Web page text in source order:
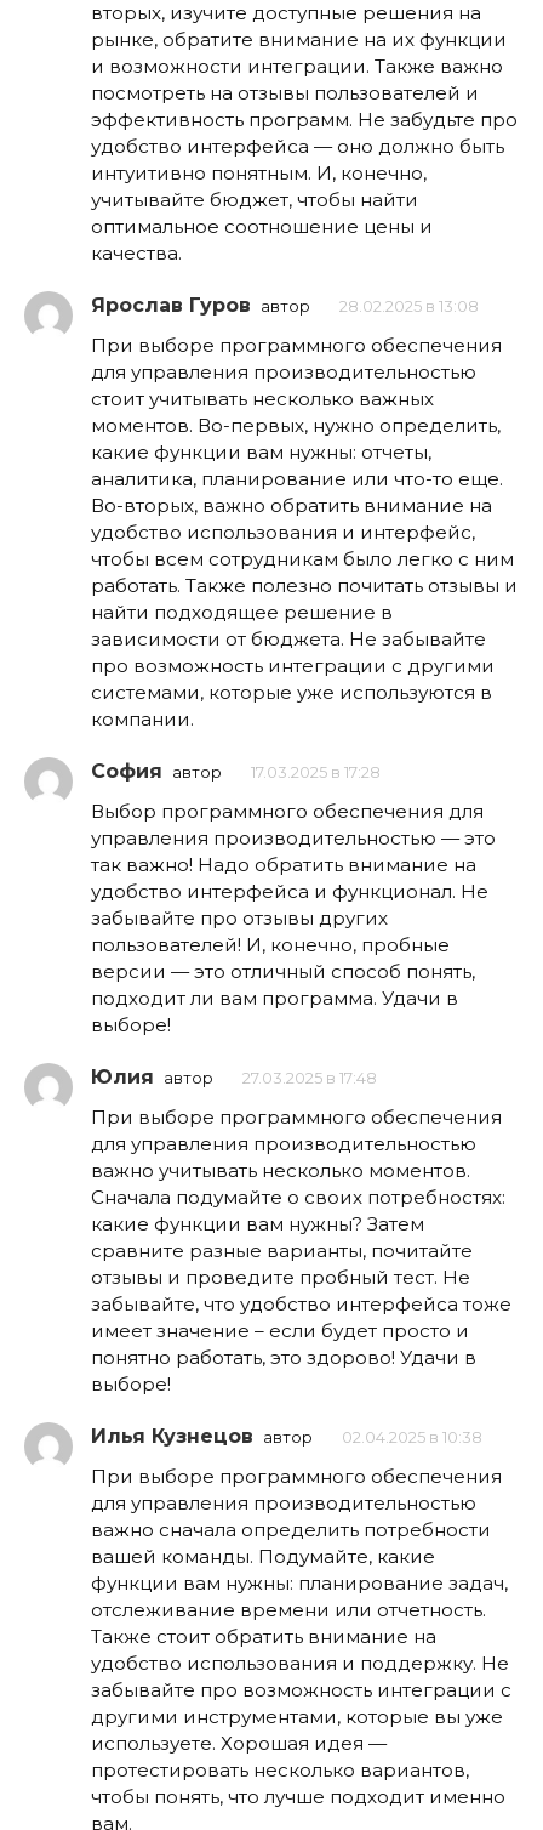
вторых, изучите доступные решения на
рынке, обратите внимание на их функции
и возможности интеграции. Также важно
посмотреть на отзывы пользователей и
эффективность программ. Не забудьте про
удобство интерфейса — оно должно быть
интуитивно понятным. И, конечно,
учитывайте бюджет, чтобы найти
оптимальное соотношение цены и
качества.
Ярослав Гуров автор 28.02.2025 в 13:08
При выборе программного обеспечения
для управления производительностью
стоит учитывать несколько важных
моментов. Во-первых, нужно определить,
какие функции вам нужны: отчеты,
аналитика, планирование или что-то еще.
Во-вторых, важно обратить внимание на
удобство использования и интерфейс,
чтобы всем сотрудникам было легко с ним
работать. Также полезно почитать отзывы и
найти подходящее решение в
зависимости от бюджета. Не забывайте
про возможность интеграции с другими
системами, которые уже используются в
компании.
София автор 17.03.2025 в 17:28
Выбор программного обеспечения для
управления производительностью — это
так важно! Надо обратить внимание на
удобство интерфейса и функционал. Не
забывайте про отзывы других
пользователей! И, конечно, пробные
версии — это отличный способ понять,
подходит ли вам программа. Удачи в
выборе!
Юлия автор 27.03.2025 в 17:48
При выборе программного обеспечения
для управления производительностью
важно учитывать несколько моментов.
Сначала подумайте о своих потребностях:
какие функции вам нужны? Затем
сравните разные варианты, почитайте
отзывы и проведите пробный тест. Не
забывайте, что удобство интерфейса тоже
имеет значение – если будет просто и
понятно работать, это здорово! Удачи в
выборе!
Илья Кузнецов автор 02.04.2025 в 10:38
При выборе программного обеспечения
для управления производительностью
важно сначала определить потребности
вашей команды. Подумайте, какие
функции вам нужны: планирование задач,
отслеживание времени или отчетность.
Также стоит обратить внимание на
удобство использования и поддержку. Не
забывайте про возможность интеграции с
другими инструментами, которые вы уже
используете. Хорошая идея —
протестировать несколько вариантов,
чтобы понять, что лучше подходит именно
вам.